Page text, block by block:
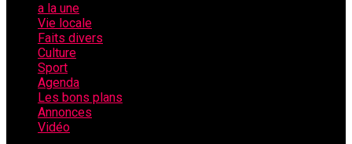
a la une
Vie locale
Faits divers
Culture
Sport
Agenda
Les bons plans
Annonces
Vidéo